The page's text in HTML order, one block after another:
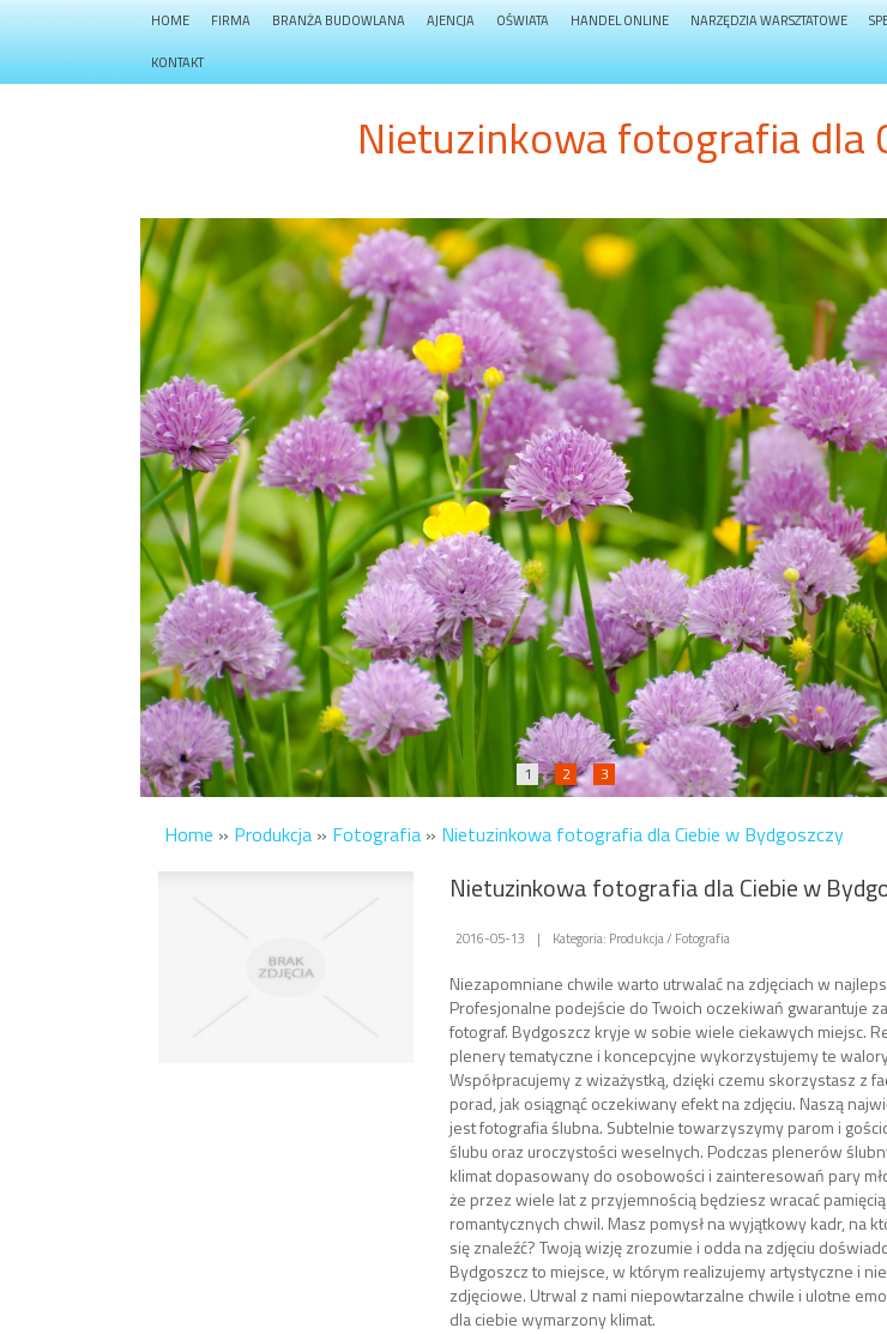
HOME FIRMA BRANŻA BUDOWLANA AJENCJA OŚWIATA HANDEL ONLINE NARZĘDZIA WARSZTATOWE
KONTAKT
Nietuzinkowa fotografia dla
1 2 3
Home » Produkcja » Fotografia » Nietuzinkowa fotografia dla Ciebie w Bydgoszczy
Nietuzinkowa fotografia dla Ciebie w
2016-05-13 | Kategoria: Produkcja / Fotografia
Niezapomniane chwile warto utrwalać na zdjęciach w
Profesjonalne podejście do Twoich oczekiwań gwarantuje
fotograf. Bydgoszcz kryje w sobie wiele ciekawych miejsc.
plenery tematyczne i koncepcyjne wykorzystujemy te
Współpracujemy z wizażystką, dzięki czemu skorzystasz z
porad, jak osiągnąć oczekiwany efekt na zdjęciu. Naszą
jest fotografia ślubna. Subtelnie towarzyszymy parom i
ślubu oraz uroczystości weselnych. Podczas plenerów
klimat dopasowany do osobowości i zainteresowań pary
że przez wiele lat z przyjemnością będziesz wracać
romantycznych chwil. Masz pomysł na wyjątkowy kadr, na
się znaleźć? Twoją wizję zrozumie i odda na zdjęciu
Bydgoszcz to miejsce, w którym realizujemy artystyczne i
zdjęciowe. Utrwal z nami niepowtarzalne chwile i ulotne
dla ciebie wymarzony klimat.